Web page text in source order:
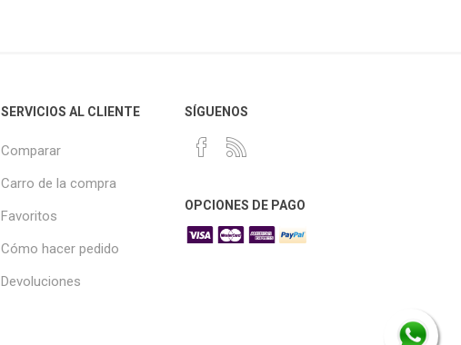
SERVICIOS AL CLIENTE
Comparar
Carro de la compra
Favoritos
Cómo hacer pedido
Devoluciones
SÍGUENOS
OPCIONES DE PAGO